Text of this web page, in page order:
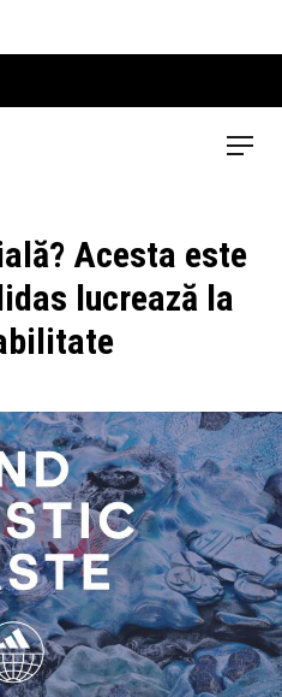
Menu
Acesta este
lucrează la